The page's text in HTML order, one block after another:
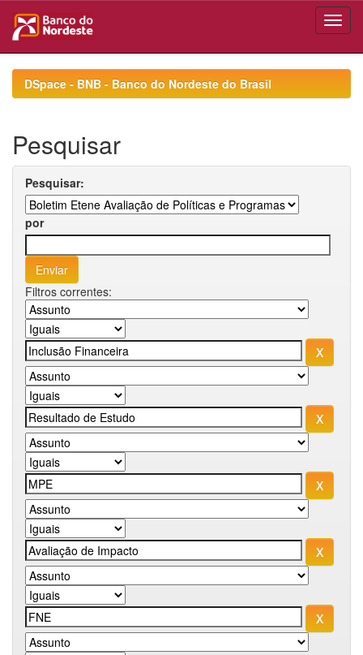
navigationDSpace - BNB - Banco do Nordeste do Brasil
Pesquisar
Pesquisar:
por
Filtros correntes: